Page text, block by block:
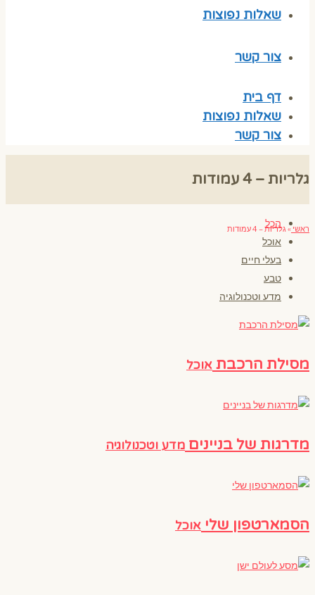
שאלות נפוצות
צור קשר
דף בית
שאלות נפוצות
צור קשר
גלריות – 4 עמודות
ראשי »גלריות – 4 עמודות
הכל
אוכל
בעלי חיים
טבע
מדע וטכנולוגיה
מסילת הרכבת אוכל
מדרגות של בניינים מדע וטכנולוגיה
הסמארטפון שלי אוכל